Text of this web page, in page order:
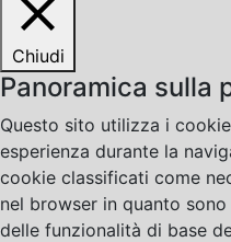
Chiudi
Panoramica sulla
Questo sito utilizza i
esperienza durante la
cookie classificati come
nel browser in quanto
delle funzionalità di base